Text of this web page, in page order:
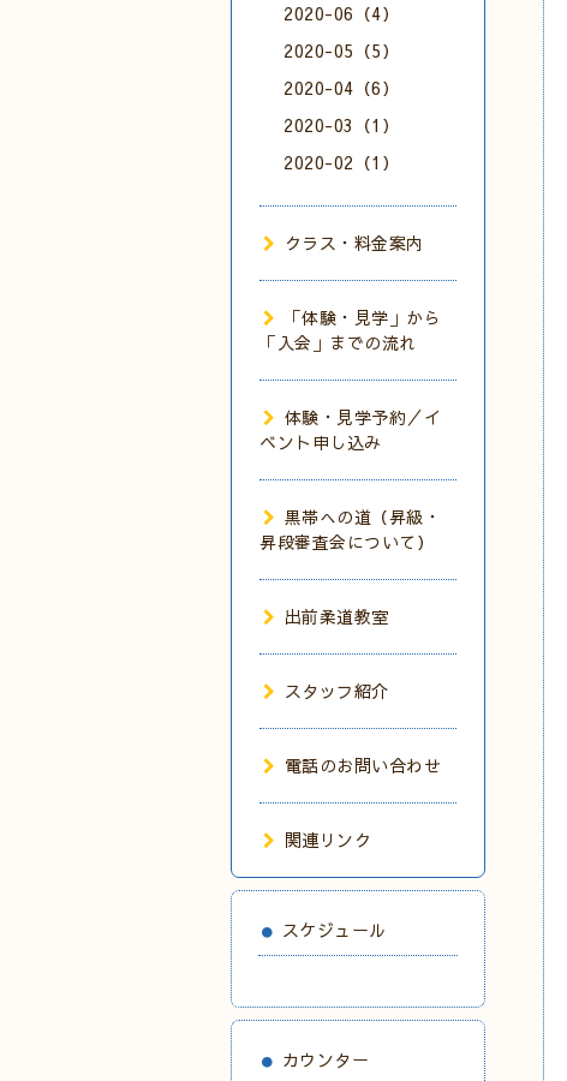
2020-06（4）
2020-05（5）
2020-04（6）
2020-03（1）
2020-02（1）
クラス・料金案内
「体験・見学」から
「入会」までの流れ
体験・見学予約／イ
ベント申し込み
黒帯への道（昇級・
昇段審査会について）
出前柔道教室
スタッフ紹介
電話のお問い合わせ
関連リンク
スケジュール
カウンター